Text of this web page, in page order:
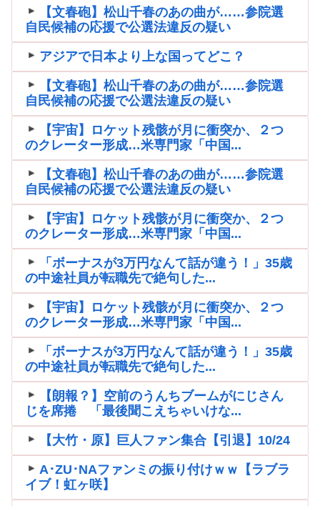
【文春砲】松山千春のあの曲が……参院選
自民候補の応援で公選法違反の疑い
アジアで日本より上な国ってどこ？
【文春砲】松山千春のあの曲が……参院選
自民候補の応援で公選法違反の疑い
【宇宙】ロケット残骸が月に衝突か、２つ
のクレーター形成…米専門家「中国...
【文春砲】松山千春のあの曲が……参院選
自民候補の応援で公選法違反の疑い
【宇宙】ロケット残骸が月に衝突か、２つ
のクレーター形成…米専門家「中国...
「ボーナスが3万円なんて話が違う！」35歳
の中途社員が転職先で絶句した...
【宇宙】ロケット残骸が月に衝突か、２つ
のクレーター形成…米専門家「中国...
「ボーナスが3万円なんて話が違う！」35歳
の中途社員が転職先で絶句した...
【朗報？】空前のうんちブームがにじさん
じを席捲 「最後聞こえちゃいけな...
【大竹・原】巨人ファン集合【引退】10/24
A･ZU･NAファンミの振り付けｗｗ【ラブラ
イブ！虹ヶ咲】